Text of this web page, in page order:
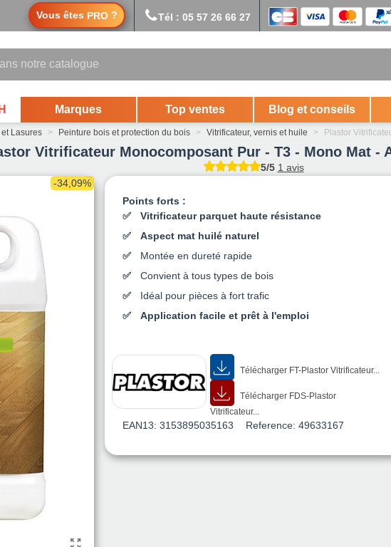
Vous êtes PRO ? Tél : 05 57 26 66 27
Marques Top ventes Blog et conseils
Lasures > Peinture bois et protection du bois > Vitrificateur, vernis et huile > Plastor
Vitrificateur Monocomposant Pur - T3 - Mono Mat -
5/5 1 avis
-34,09%
Points forts :
Vitrificateur parquet haute résistance
Aspect mat huilé naturel
Montée en dureté rapide
Convient à tous types de bois
Idéal pour pièces à fort trafic
Application facile et prêt à l'emploi
Télécharger FT-Plastor Vitrificateur...
Télécharger FDS-Plastor
Vitrificateur...
EAN13: 3153895035163 Reference: 49633167